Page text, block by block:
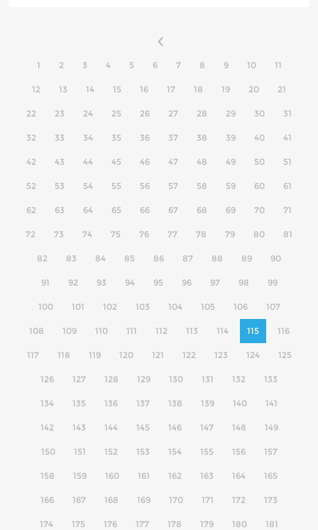
1 2 3 4 5 6 7 8 9 10 11
12 13 14 15 16 17 18 19 20 21
22 23 24 25 26 27 28 29 30 31
32 33 34 35 36 37 38 39 40 41
42 43 44 45 46 47 48 49 50 51
52 53 54 55 56 57 58 59 60 61
62 63 64 65 66 67 68 69 70 71
72 73 74 75 76 77 78 79 80 81
82 83 84 85 86 87 88 89 90
91 92 93 94 95 96 97 98 99
100 101 102 103 104 105 106 107
108 109 110 111 112 113 114 115 116
117 118 119 120 121 122 123 124 125
126 127 128 129 130 131 132 133
134 135 136 137 138 139 140 141
142 143 144 145 146 147 148 149
150 151 152 153 154 155 156 157
158 159 160 161 162 163 164 165
166 167 168 169 170 171 172 173
174 175 176 177 178 179 180 181